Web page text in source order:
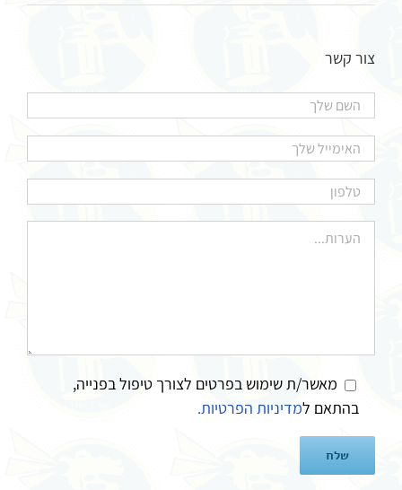
צור קשר
מאשר/ת שימוש בפרטים לצורך טיפול בפנייה,
בהתאם למדיניות הפרטיות.